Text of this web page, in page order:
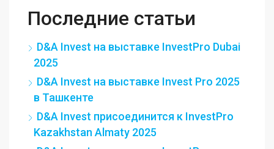
Последние статьи
D&A Invest на выставке InvestPro Dubai
2025
D&A Invest на выставке Invest Pro 2025
в Ташкенте
D&A Invest присоединится к InvestPro
Kazakhstan Almaty 2025